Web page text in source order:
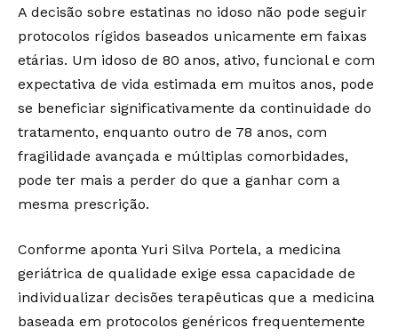
A decisão sobre estatinas no idoso não pode seguir
protocolos rígidos baseados unicamente em faixas
etárias. Um idoso de 80 anos, ativo, funcional e com
expectativa de vida estimada em muitos anos, pode
se beneficiar significativamente da continuidade do
tratamento, enquanto outro de 78 anos, com
fragilidade avançada e múltiplas comorbidades,
pode ter mais a perder do que a ganhar com a
mesma prescrição.
Conforme aponta Yuri Silva Portela, a medicina
geriátrica de qualidade exige essa capacidade de
individualizar decisões terapêuticas que a medicina
baseada em protocolos genéricos frequentemente